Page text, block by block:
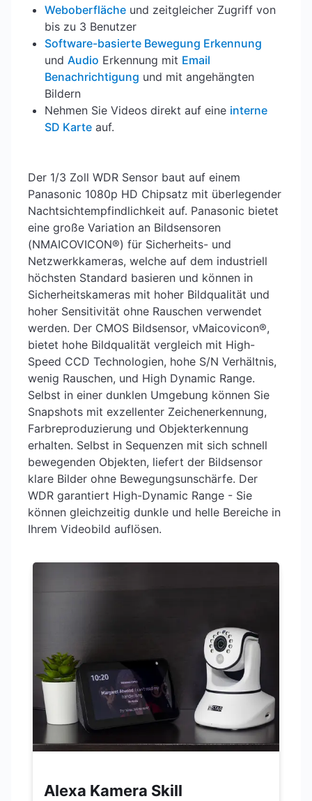
Weboberfläche und zeitgleicher Zugriff von
bis zu 3 Benutzer
Software-basierte Bewegung Erkennung
und Audio Erkennung mit Email
Benachrichtigung und mit angehängten
Bildern
Nehmen Sie Videos direkt auf eine interne
SD Karte auf.
Der 1/3 Zoll WDR Sensor baut auf einem
Panasonic 1080p HD Chipsatz mit überlegender
Nachtsichtempfindlichkeit auf. Panasonic bietet
eine große Variation an Bildsensoren
(ΝMAICOVICON®) für Sicherheits- und
Netzwerkkameras, welche auf dem industriell
höchsten Standard basieren und können in
Sicherheitskameras mit hoher Bildqualität und
hoher Sensitivität ohne Rauschen verwendet
werden. Der CMOS Bildsensor, νMaicovicon®,
bietet hohe Bildqualität vergleich mit High-
Speed CCD Technologien, hohe S/N Verhältnis,
wenig Rauschen, und High Dynamic Range.
Selbst in einer dunklen Umgebung können Sie
Snapshots mit exzellenter Zeichenerkennung,
Farbreproduzierung und Objekterkennung
erhalten. Selbst in Sequenzen mit sich schnell
bewegenden Objekten, liefert der Bildsensor
klare Bilder ohne Bewegungsunschärfe. Der
WDR garantiert High-Dynamic Range - Sie
können gleichzeitig dunkle und helle Bereiche in
Ihrem Videobild auflösen.
Alexa Kamera Skill